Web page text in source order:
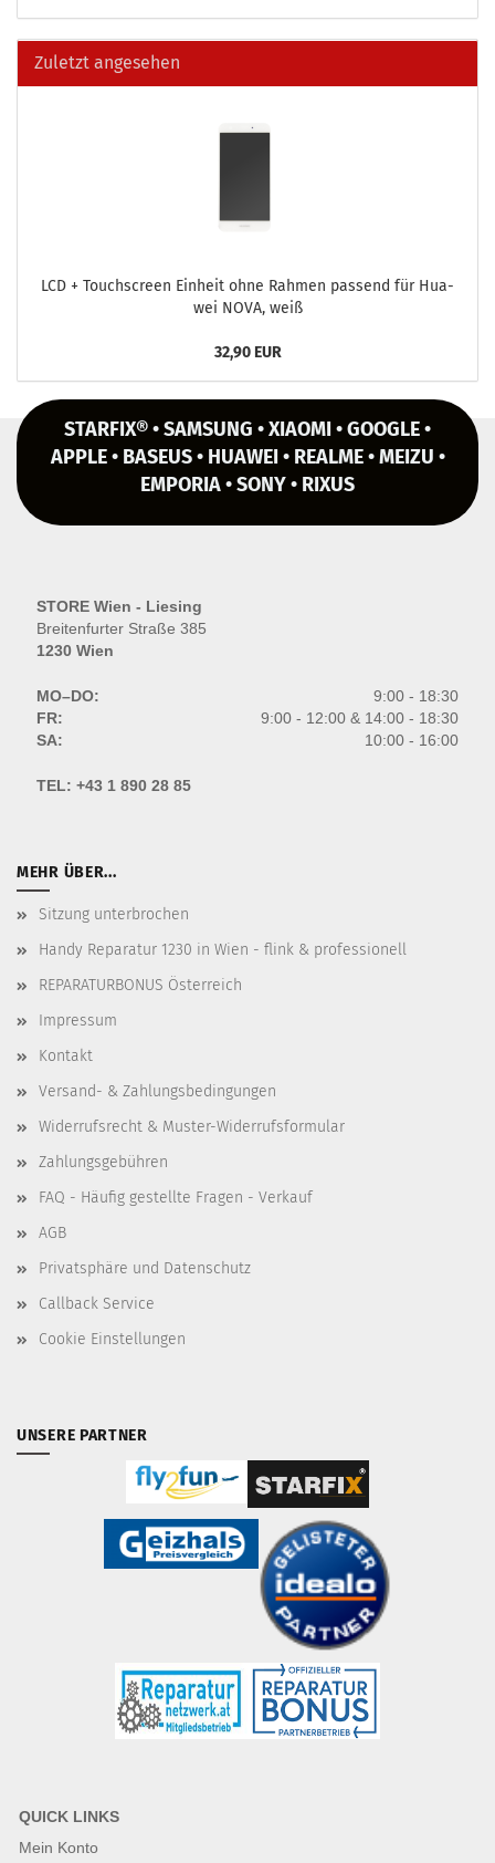
Zuletzt angesehen
LCD + Touch­screen Ein­heit ohne Rah­men pas­send für Hua­
wei NOVA, weiß
32,90 EUR
STARFIX® • SAMSUNG • XIAOMI • GOOGLE •
APPLE • BASEUS • HUAWEI • REALME • MEIZU •
EMPORIA • SONY • RIXUS
STORE Wien - Liesing
Breitenfurter Straße 385
1230 Wien
MO–DO:
9:00 - 18:30
FR:
9:00 - 12:00 & 14:00 - 18:30
SA:
10:00 - 16:00
TEL: +43 1 890 28 85
MEHR ÜBER...
Sitzung unterbrochen
Handy Reparatur 1230 in Wien - flink & professionell
REPARATURBONUS Österreich
Impressum
Kontakt
Versand- & Zahlungsbedingungen
Widerrufsrecht & Muster-Widerrufsformular
Zahlungsgebühren
FAQ - Häufig gestellte Fragen - Verkauf
AGB
Privatsphäre und Datenschutz
Callback Service
Cookie Einstellungen
UNSERE PARTNER
QUICK LINKS
Mein Konto